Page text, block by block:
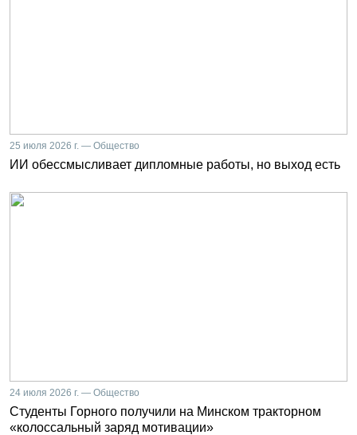
25 июля 2026 г. — Общество
ИИ обессмысливает дипломные работы, но выход есть
24 июля 2026 г. — Общество
Студенты Горного получили на Минском тракторном
«колоссальный заряд мотивации»